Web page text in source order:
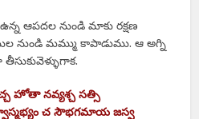
ఆపదల నుండి మాకు రక్షణ
నుండి మమ్ము కాపాడుము. ఆ అగ్ని
హోతా నవ్యశ్చ సత్సి
చ సౌభగమాయ జస్వ